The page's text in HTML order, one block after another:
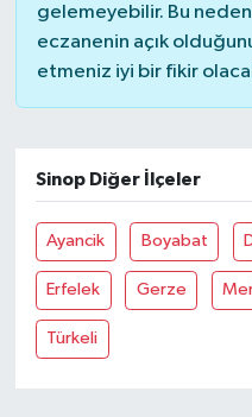
gelemeyebilir. Bu
eczanenin açık
etmeniz iyi bir fikir
Sinop Diğer İlçeler
Ayancik Boyabat
Erfelek Gerze
Türkeli